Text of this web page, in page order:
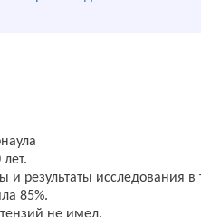
и результаты исследования
85%.